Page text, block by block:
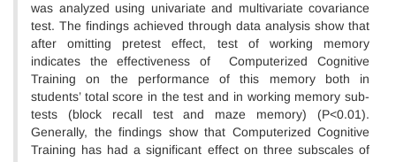
was analyzed using univariate and multivariate covariance
test. The findings achieved through data analysis show that
after omitting pretest effect, test of working memory
indicates the effectiveness of Computerized Cognitive
Training on the performance of this memory both in
students’ total score in the test and in working memory sub-
tests (block recall test and maze memory) (P<0.01).
Generally, the findings show that Computerized Cognitive
Training has had a significant effect on three subscales of